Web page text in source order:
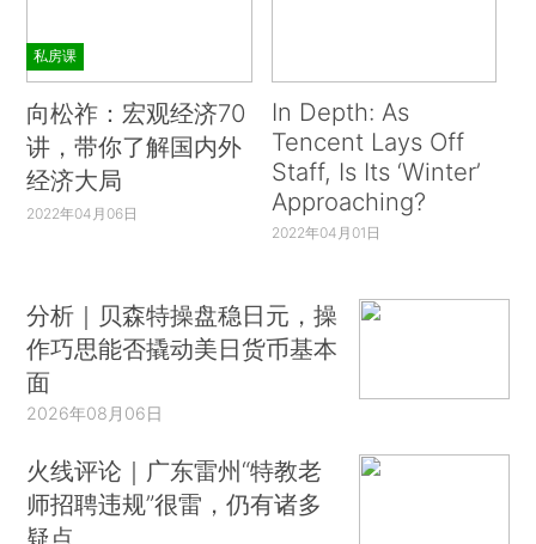
私房课
向松祚：宏观经济70
讲，带你了解国内外
经济大局
2022年04月06日
In Depth: As
Tencent Lays Off
Staff, Is Its ‘Winter’
Approaching?
2022年04月01日
分析｜贝森特操盘稳日元，操
作巧思能否撬动美日货币基本
面
2026年08月06日
火线评论｜广东雷州“特教老
师招聘违规”很雷，仍有诸多
疑点